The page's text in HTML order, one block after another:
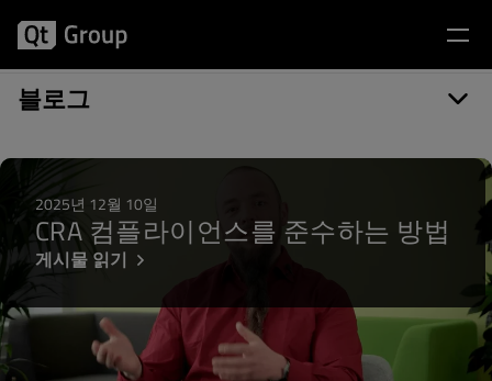
블로그
게시물 카테고리: LTS
2025년 12월 10일
CRA 컴플라이언스를 준수하는 방법
게시물 읽기